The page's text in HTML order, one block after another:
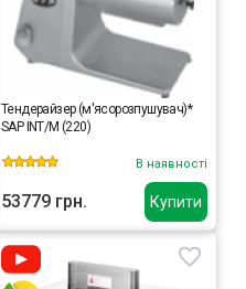
Купити
Тендерайзер (м'ясорозпушувач)*
SAP INT/M (220)
В наявності
53779 грн.